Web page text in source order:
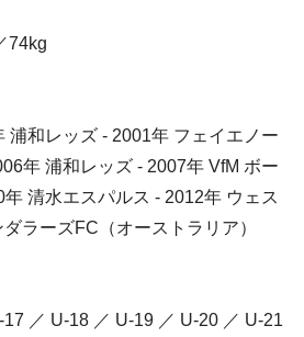
74kg
浦和レッズ ‐ 2001年 フェイエノー
年 浦和レッズ ‐ 2007年 VfM ボー
清水エスパルス ‐ 2012年 ウェス
ラーズFC（オーストラリア）
／ U‐18 ／ U‐19 ／ U‐20 ／ U‐21